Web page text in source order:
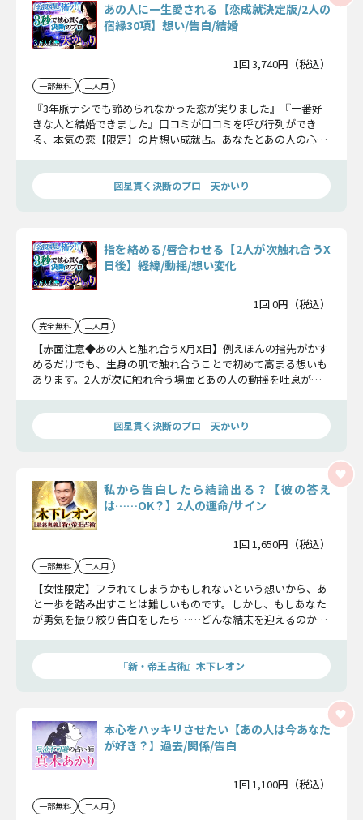
あの人に一生愛される【恋成就決定版/2人の
宿縁30項】想い/告白/結婚
1回 3,740円（税込）
一部無料 二人用
『3年脈ナシでも諦められなかった恋が実りました』『一番好
きな人と結婚できました』口コミが口コミを呼び行列ができ
る、本気の恋【限定】の片想い成就占。あなたとあの人の心を
図星貫く決断のプロ 天かいり
指を絡める/唇合わせる【2人が次触れ合うX
日後】経緯/動揺/想い変化
1回 0円（税込）
完全無料 二人用
【赤面注意◆あの人と触れ合うX月X日】例えほんの指先がかす
めるだけでも、生身の肌で触れ合うことで初めて高まる想いも
あります。2人が次に触れ合う場面とあの人の動揺を吐息が伝
図星貫く決断のプロ 天かいり
私から告白したら結論出る？【彼の答え
は……OK？】2人の運命/サイン
1回 1,650円（税込）
一部無料 二人用
【女性限定】フラれてしまうかもしれないという想いから、あ
と一歩を踏み出すことは難しいものです。しかし、もしあなた
が勇気を振り絞り告白をしたら……どんな結末を迎えるのか、
『新・帝王占術』木下レオン
本心をハッキリさせたい【あの人は今あなた
が好き？】過去/関係/告白
1回 1,100円（税込）
一部無料 二人用